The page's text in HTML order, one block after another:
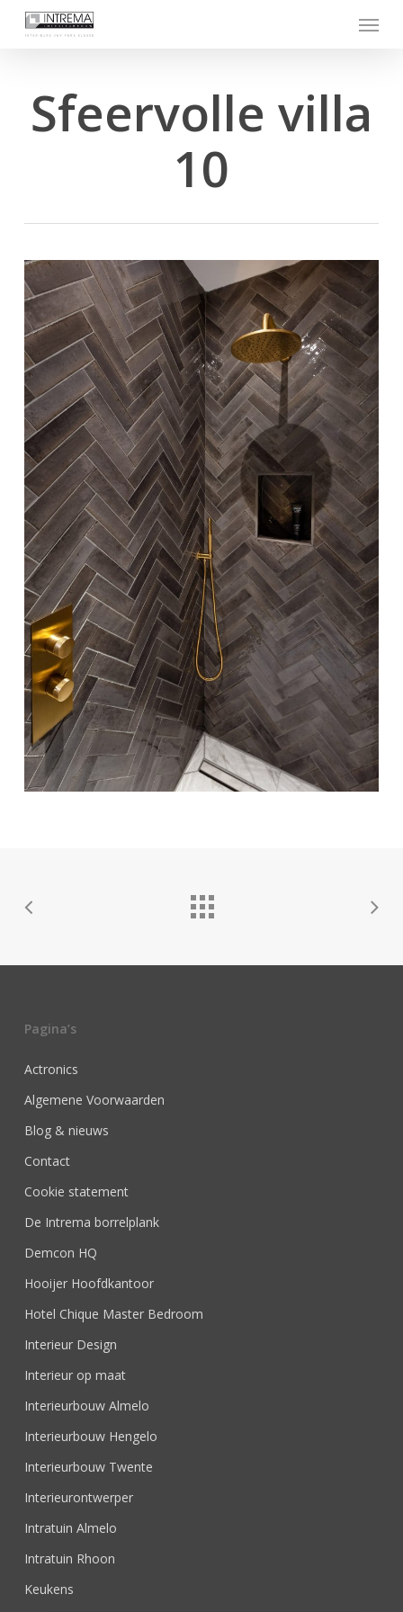
Menu
Sfeervolle villa
10
Pagina’s
Actronics
Algemene Voorwaarden
Blog & nieuws
Contact
Cookie statement
De Intrema borrelplank
Demcon HQ
Hooijer Hoofdkantoor
Hotel Chique Master Bedroom
Interieur Design
Interieur op maat
Interieurbouw Almelo
Interieurbouw Hengelo
Interieurbouw Twente
Interieurontwerper
Intratuin Almelo
Intratuin Rhoon
Keukens